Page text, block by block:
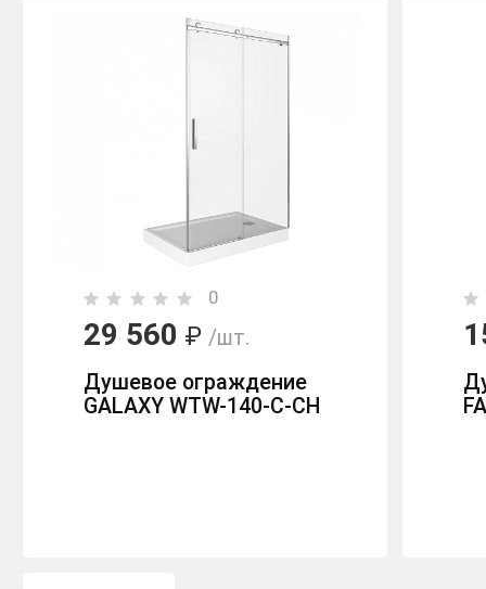
0
29 560 ₽ /шт.
Душевое ограждение
GALAXY WTW-140-C-CH